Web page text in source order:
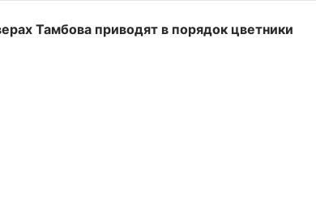
Тамбова приводят в порядок цветники